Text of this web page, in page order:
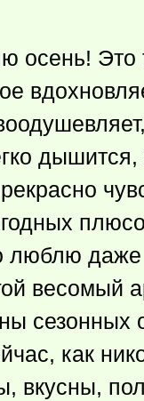
осень! Это
дышится,
люблю
весомый
сезонных
как
вкусны,